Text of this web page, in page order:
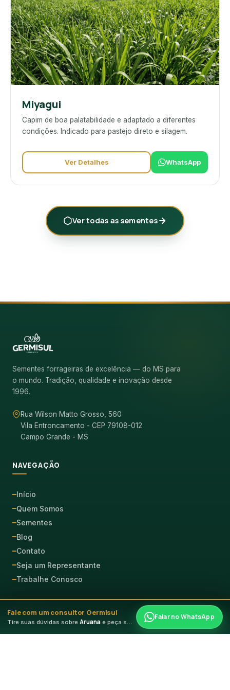
Miyagui
Capim de boa palatabilidade e adaptado a diferentes
condições. Indicado para pastejo direto e silagem.
Ver Detalhes WhatsApp
Ver todas as sementes
Fale com um consultor Germisul
Tire suas dúvidas sobre Aruana e peça seu orçamento
Falar no WhatsApp
Sementes forrageiras de excelência — do MS para
o mundo. Tradição, qualidade e inovação desde
1996.
Rua Wilson Matto Grosso, 560
Vila Entroncamento - CEP 79108-012
Campo Grande - MS
NAVEGAÇÃO
Início
Quem Somos
Sementes
Blog
Contato
Seja um Representante
Trabalhe Conosco
(67) 3391-1000